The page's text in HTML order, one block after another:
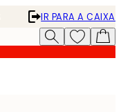
IR PARA A CAIXA